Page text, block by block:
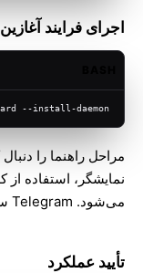
اجرای فرایند آغازین
--install-daemon
مراحل راهنما را
می‌شود. Telegram ساده‌ترین کانال برای شروع است.
تأیید عملکرد